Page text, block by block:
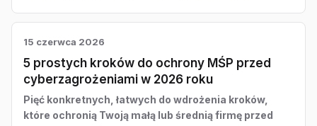
15 czerwca 2026
5 prostych kroków do ochrony MŚP przed
cyberzagrożeniami w 2026 roku
Pięć konkretnych, łatwych do wdrożenia kroków,
które ochronią Twoją małą lub średnią firmę przed